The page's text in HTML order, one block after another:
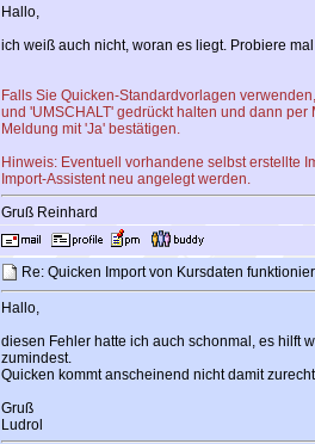
Hallo,
ich weiß auch nicht, woran es liegt. Probiere
Falls Sie Quicken-Standardvorlagen
und 'UMSCHALT' gedrückt halten und dann
Meldung mit 'Ja' bestätigen.
Hinweis: Eventuell vorhandene selbst erstellte
Import-Assistent neu angelegt werden.
Gruß Reinhard
Re: Quicken Import von Kursdaten
Hallo,
diesen Fehler hatte ich auch schonmal, es hilft
zumindest.
Quicken kommt anscheinend nicht damit
Gruß
Ludrol